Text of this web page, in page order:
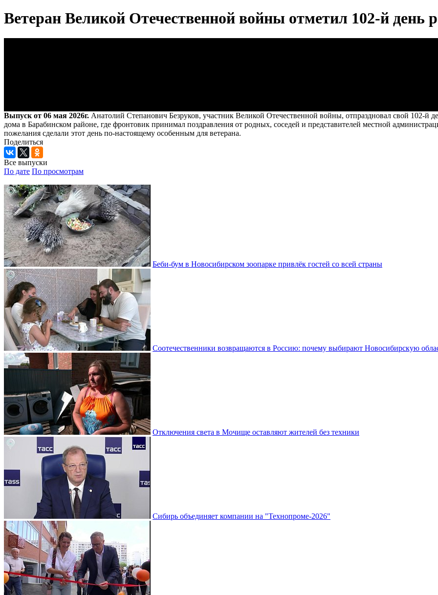
Ветеран Великой Отечественной войны отметил 102-й день
Выпуск от 06 мая 2026г. Анатолий Степанович Безруков, участник Великой Отечественной войны, отпраздновал свой 102-й
дома в Барабинском районе, где фронтовик принимал поздравления от родных, соседей и представителей местной
пожелания сделали этот день по-настоящему особенным для ветерана.
Поделиться
Все выпуски
По дате По просмотрам
Беби-бум в Новосибирском зоопарке привлёк гостей со всей страны
Соотечественники возвращаются в Россию: почему выбирают Новосибирскую
Отключения света в Мочище оставляют жителей без техники
Сибирь объединяет компании на "Технопроме-2026"